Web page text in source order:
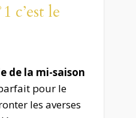
c’est le
de la mi-saison
pour le
les averses